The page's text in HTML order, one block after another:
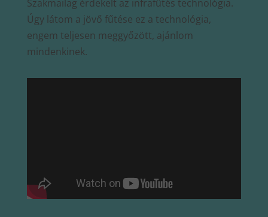
Szakmailag érdekelt az infrafűtés technológia.
Úgy látom a jövő fűtése ez a technológia,
engem teljesen meggyőzött, ajánlom
mindenkinek.